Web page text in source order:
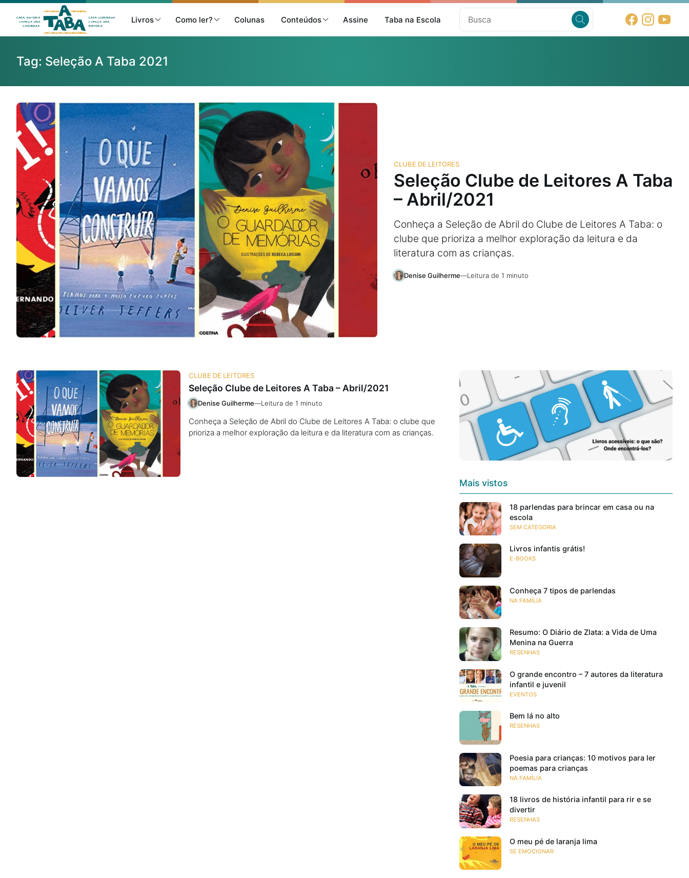
Livros Como ler? Colunas Conteúdos Assine Taba na Escola
Resenhas
Clube de Leitores
Como ler?
Na escola
Na família
Colunas
Conteúdos
Cursos On line
E-Books
Eventos
Tag: Seleção A Taba 2021
CLUBE DE LEITORES
Seleção Clube de Leitores A Taba
– Abril/2021
Conheça a Seleção de Abril do Clube de Leitores A Taba: o
clube que prioriza a melhor exploração da leitura e da
literatura com as crianças.
Denise Guilherme—Leitura de 1 minuto
CLUBE DE LEITORES
Seleção Clube de Leitores A Taba – Abril/2021
Denise Guilherme—Leitura de 1 minuto
Conheça a Seleção de Abril do Clube de Leitores A Taba: o clube que
prioriza a melhor exploração da leitura e da literatura com as crianças.
Mais vistos
18 parlendas para brincar em casa ou na
escola
SEM CATEGORIA
Livros infantis grátis!
E-BOOKS
Conheça 7 tipos de parlendas
NA FAMÍLIA
Resumo: O Diário de Zlata: a Vida de Uma
Menina na Guerra
RESENHAS
O grande encontro – 7 autores da literatura
infantil e juvenil
EVENTOS
Bem lá no alto
RESENHAS
Poesia para crianças: 10 motivos para ler
poemas para crianças
NA FAMÍLIA
18 livros de história infantil para rir e se
divertir
RESENHAS
O meu pé de laranja lima
SE EMOCIONAR